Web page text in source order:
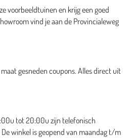
voorbeeldtuinen en krijg een goed
vind je aan de Provincialeweg
gesneden coupons. Alles direct uit
tot 20:00u zijn telefonisch
winkel is geopend van maandag t/m